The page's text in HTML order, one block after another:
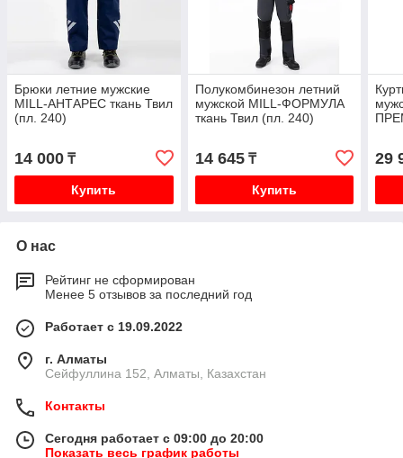
Брюки летние мужские
MILL-АНТАРЕС ткань Твил
(пл. 240)
14 000 ₸
Купить
Полукомбинезон летний
мужской MILL-ФОРМУЛА
ткань Твил (пл. 240)
14 645₸
Купить
29
О нас
Рейтинг не сформирован
Менее 5 отзывов за последний год
Работает с 19.09.2022
г. Алматы
Сейфуллина 152, Алматы, Казахстан
Контакты
Сегодня работает с 09:00 до 20:00
Показать весь график работы